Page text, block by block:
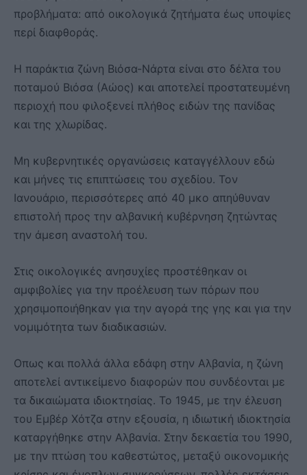
προβλήματα: από οικολογικά ζητήματα έως υποψίες
περί διαφθοράς.
Η παράκτια ζώνη Βιόσα-Νάρτα είναι στο δέλτα του
ποταμού Βιόσα (Αώος) και αποτελεί προστατευμένη
περιοχή που φιλοξενεί πλήθος ειδών της πανίδας
και της χλωρίδας.
Μη κυβερνητικές οργανώσεις καταγγέλλουν εδώ
και μήνες τις επιπτώσεις του σχεδίου. Τον
Ιανουάριο, περισσότερες από 40 μκο απηύθυναν
επιστολή προς την αλβανική κυβέρνηση ζητώντας
την άμεση αναστολή του.
Στις οικολογικές ανησυχίες προστέθηκαν οι
αμφιβολίες για την προέλευση των πόρων που
χρησιμοποιήθηκαν για την αγορά της γης και για την
νομιμότητα των διαδικασιών.
Οπως και πολλά άλλα εδάφη στην Αλβανία, η ζώνη
αποτελεί αντικείμενο διαφορών που συνδέονται με
τα δικαιώματα ιδιοκτησίας. Το 1945, με την έλευση
του Εμβέρ Χότζα στην εξουσία, η ιδιωτική ιδιοκτησία
καταργήθηκε στην Αλβανία. Στην δεκαετία του 1990,
με την πτώση του καθεστώτος, μεταξύ οικονομικής